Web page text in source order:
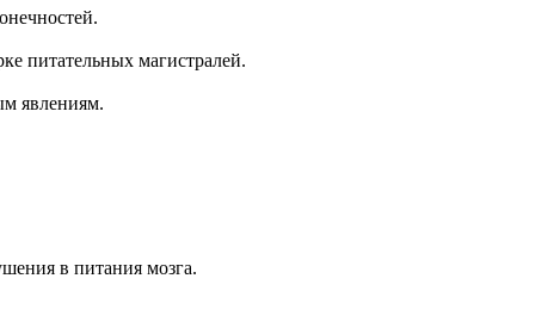
питательных магистралей.
явлениям.
в питания мозга.